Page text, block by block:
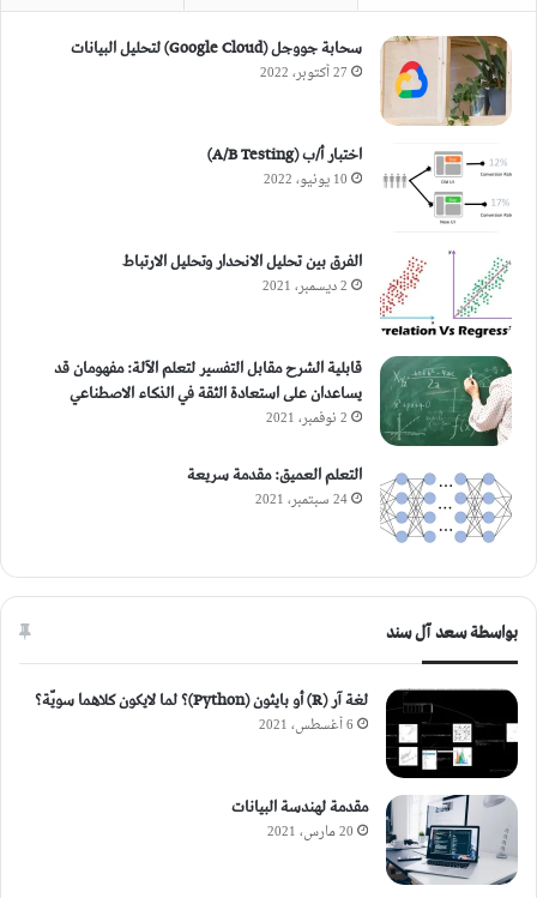
سحابة جووجل (Google Cloud) لتحليل البيانات
27 أكتوبر، 2022
اختبار أ/ب (A/B Testing)
10 يونيو، 2022
الفرق بين تحليل الانحدار وتحليل الارتباط
2 ديسمبر، 2021
قابلية الشرح مقابل التفسير لتعلم الآلة: مفهومان قد
يساعدان على استعادة الثقة في الذكاء الاصطناعي
2 نوفمبر، 2021
التعلم العميق: مقدمة سريعة
24 سبتمبر، 2021
بواسطة سعد آل سند
لغة آر (R) أو بايثون (Python)؟ لما لايكون كلاهما سويّة؟
6 أغسطس، 2021
مقدمة لهندسة البيانات
20 مارس، 2021